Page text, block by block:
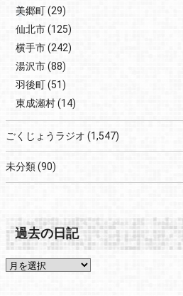
美郷町(29)
仙北市(125)
横手市(242)
湯沢市(88)
羽後町(51)
東成瀬村(14)
ごくじょうラジオ (1,547)
未分類(90)
過去の日記